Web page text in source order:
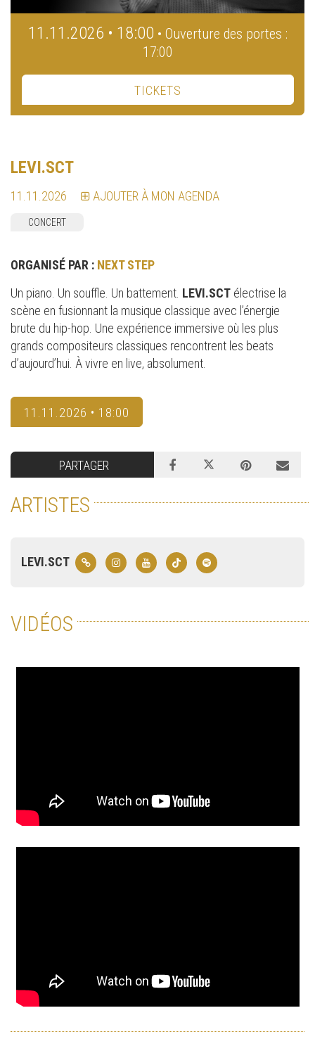
11.11.2026 • 18:00 • Ouverture des portes :
17:00
TICKETS
LEVI.SCT
11.11.2026 AJOUTER À MON AGENDA
CONCERT
ORGANISÉ PAR : NEXT STEP
Un piano. Un souffle. Un battement. LEVI.SCT électrise la
scène en fusionnant la musique classique avec l’énergie
brute du hip-hop. Une expérience immersive où les plus
grands compositeurs classiques rencontrent les beats
d’aujourd’hui. À vivre en live, absolument.
11.11.2026 • 18:00
PARTAGER
ARTISTES
LEVI.SCT
VIDÉOS